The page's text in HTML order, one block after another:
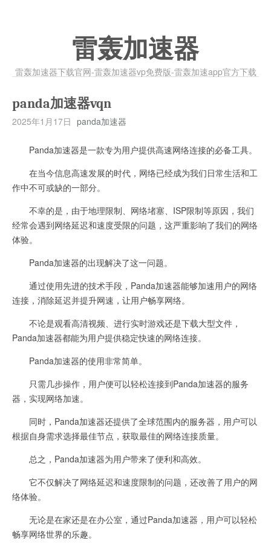
雷轰加速器
雷轰加速器下载官网-雷轰加速器vp免费版-雷轰加速app官方下载
panda加速器vqn
2025年1月17日 panda加速器
Panda加速器是一款专为用户提供高速网络连接的必备工具。
在当今信息高速发展的时代，网络已经成为我们日常生活和工
作中不可或缺的一部分。
不幸的是，由于地理限制、网络堵塞、ISP限制等原因，我们
经常会遇到网络延迟和速度受限的问题，这严重影响了我们的网络
体验。
Panda加速器的出现解决了这一问题。
通过使用先进的技术手段，Panda加速器能够加速用户的网络
连接，消除延迟并提升网速，让用户畅享网络。
不论是观看高清视频、进行实时游戏还是下载大型文件，
Panda加速器都能为用户提供稳定快速的网络连接。
Panda加速器的使用非常简单。
只需几步操作，用户便可以轻松连接到Panda加速器的服务
器，实现网络加速。
同时，Panda加速器还提供了全球范围内的服务器，用户可以
根据自身需求选择最佳节点，获取最佳的网络连接质量。
总之，Panda加速器为用户带来了便利和高效。
它不仅解决了网络延迟和速度限制的问题，还改善了用户的网
络体验。
无论是在家还是在办公室，通过Panda加速器，用户可以轻松
畅享网络世界的乐趣。